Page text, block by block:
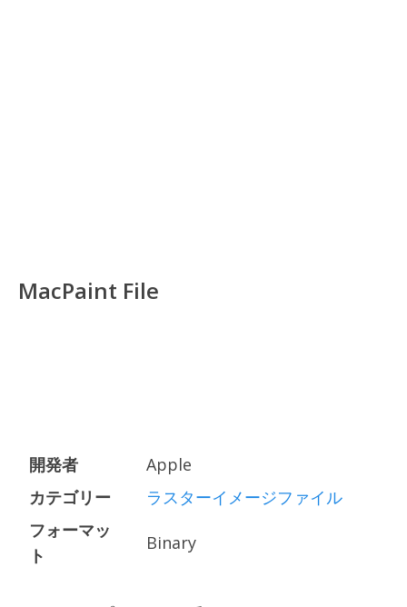
MacPaint File
開発者
Apple
カテゴリー
ラスターイメージファイル
フォーマッ
ト
Binary